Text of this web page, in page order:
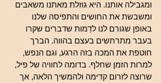
ומגבילה אותנו. היא גוזלת מאתנו משאבים
ומשבשת את החושים והתפיסה שלנו
באופן שגורם לנו לדַמות שדברים שקרו
בעבר מתרחשים בעצם בהווה. הברך
חוטפת את המכה בזה הרגע, וגם הנפש,
למרות הזמן שחלף. בדומה לחוויה של פיל,
שרוצה לזרום קדימה ולהמשיך הלאה, אך